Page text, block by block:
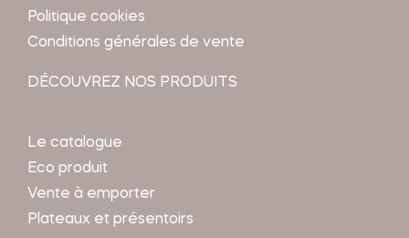
Politique cookies
Conditions générales de vente
DÉCOUVREZ NOS PRODUITS
Le catalogue
Eco produit
Vente à emporter
Plateaux et présentoirs